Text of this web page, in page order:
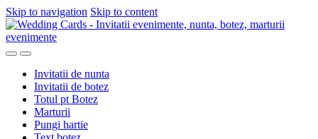
Skip to navigation Skip to content
Invitatii de nunta
Invitatii de botez
Totul pt Botez
Marturii
Pungi hartie